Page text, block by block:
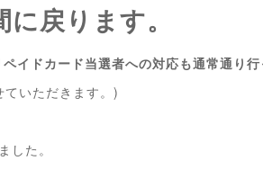
戻ります。
ドカード当選者への対応も通常通り行
いただきます。)
した。